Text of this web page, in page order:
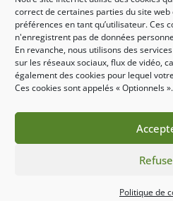
correct de certaines parties du site
préférences en tant qu’utilisateur. Ces
n'enregistrent pas de données
En revanche, nous utilisons des
sur les réseaux sociaux, flux de vidéo,
également des cookies pour lequel
Ces cookies sont appelés « Optionnels ».
Politique de
Accessibilité :